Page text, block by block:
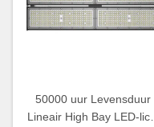
50000 uur Levensduur
Lineair High Bay LED-licht